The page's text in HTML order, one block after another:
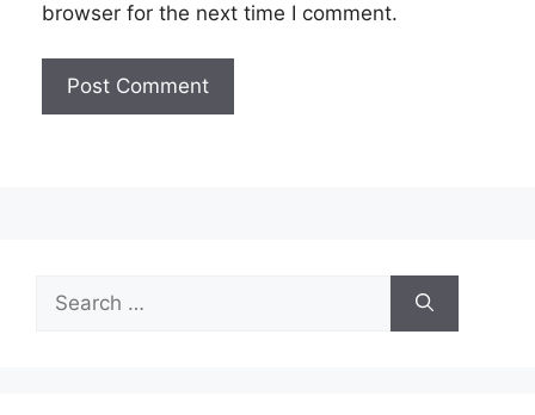
browser for the next time I comment.
for: